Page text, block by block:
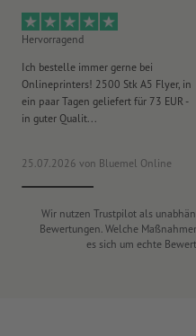
Hervorragend
Ich bestelle immer gerne bei
Onlineprinters! 2500 Stk A5 Flyer, in
ein paar Tagen geliefert für 73 EUR -
in guter Qualit...
25.07.2026 von Bluemel Online
Wir nutzen Trustpilot als
Bewertungen. Welche
es sich um echte